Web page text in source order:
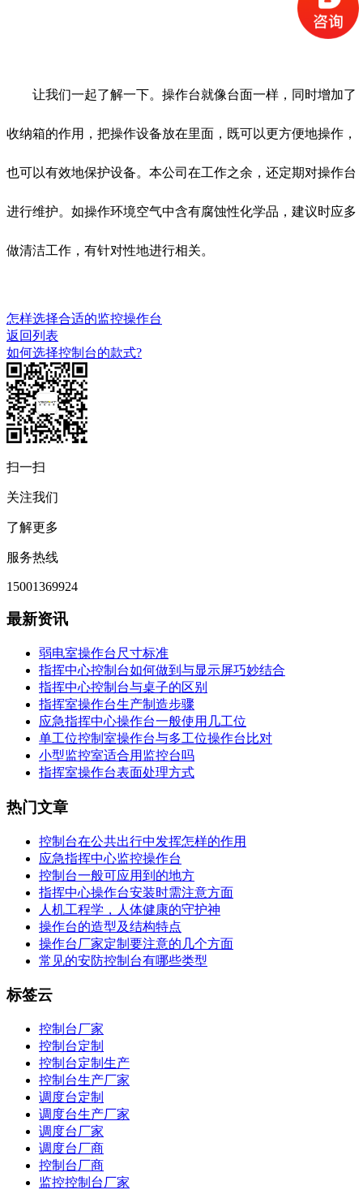
让我们一起了解一下。操作台就像台面一样，同时增加了
收纳箱的作用，把操作设备放在里面，既可以更方便地操作，
也可以有效地保护设备。本公司在工作之余，还定期对操作台
进行维护。如操作环境空气中含有腐蚀性化学品，建议时应多
做清洁工作，有针对性地进行相关。
怎样选择合适的监控操作台
返回列表
如何选择控制台的款式?
扫一扫
关注我们
了解更多
服务热线
15001369924
最新资讯
弱电室操作台尺寸标准
指挥中心控制台如何做到与显示屏巧妙结合
指挥中心控制台与桌子的区别
指挥室操作台生产制造步骤
应急指挥中心操作台一般使用几工位
单工位控制室操作台与多工位操作台比对
小型监控室适合用监控台吗
指挥室操作台表面处理方式
热门文章
控制台在公共出行中发挥怎样的作用
应急指挥中心监控操作台
控制台一般可应用到的地方
指挥中心操作台安装时需注意方面
人机工程学，人体健康的守护神
操作台的造型及结构特点
操作台厂家定制要注意的几个方面
常见的安防控制台有哪些类型
标签云
控制台厂家
控制台定制
控制台定制生产
控制台生产厂家
调度台定制
调度台生产厂家
调度台厂家
调度台厂商
控制台厂商
监控控制台厂家